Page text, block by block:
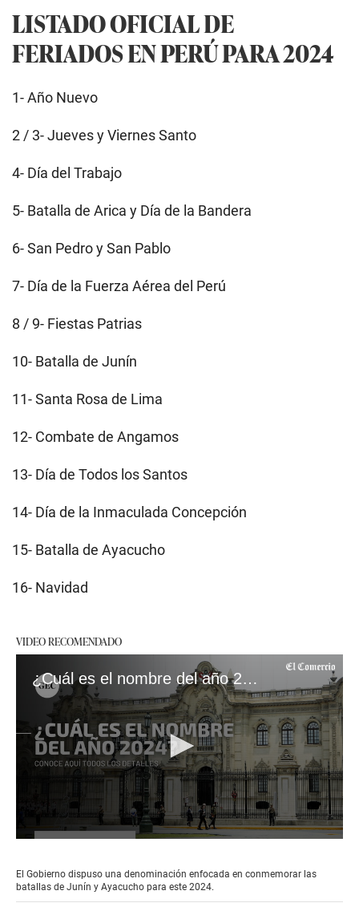
LISTADO OFICIAL DE
FERIADOS EN PERÚ PARA 2024
1- Año Nuevo
2 / 3- Jueves y Viernes Santo
4- Día del Trabajo
5- Batalla de Arica y Día de la Bandera
6- San Pedro y San Pablo
7- Día de la Fuerza Aérea del Perú
8 / 9- Fiestas Patrias
10- Batalla de Junín
11- Santa Rosa de Lima
12- Combate de Angamos
13- Día de Todos los Santos
14- Día de la Inmaculada Concepción
15- Batalla de Ayacucho
16- Navidad
VIDEO RECOMENDADO
¿Cuál es el nombre del año 2024 en el Perú?
of
2
El Gobierno dispuso una denominación enfocada en conmemorar las
batallas de Junín y Ayacucho para este 2024.